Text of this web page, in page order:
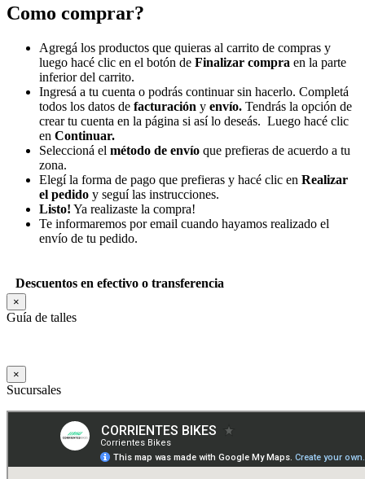
Como comprar?
Agregá los productos que quieras al carrito de compras y
luego hacé clic en el botón de Finalizar compra en la parte
inferior del carrito.
Ingresá a tu cuenta o podrás continuar sin hacerlo. Completá
todos los datos de facturación y envío. Tendrás la opción de
crear tu cuenta en la página si así lo deseás. Luego hacé clic
en Continuar.
Seleccioná el método de envío que prefieras de acuerdo a tu
zona.
Elegí la forma de pago que prefieras y hacé clic en Realizar
el pedido y seguí las instrucciones.
Listo! Ya realizaste la compra!
Te informaremos por email cuando hayamos realizado el
envío de tu pedido.
Descuentos en efectivo o transferencia
×
Guía de talles
×
Sucursales